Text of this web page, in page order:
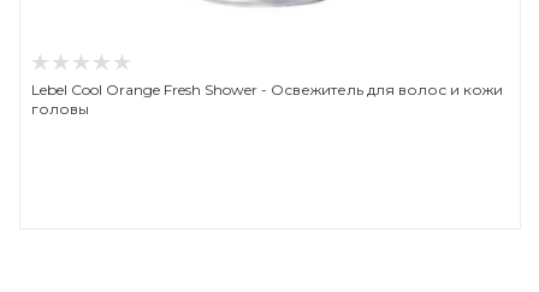
Lebel Cool Orange Fresh Shower - Освежитель для волос и кожи
головы